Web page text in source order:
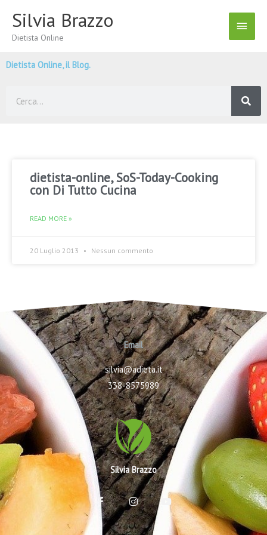
contenuto
Silvia Brazzo
Dietista Online
Menu
Dietista Online, il Blog.
dietista-online, SoS-Today-Cooking
con Di Tutto Cucina
READ MORE »
20 Luglio 2013 Nessun commento
Email
silvia@adieta.it
338-8575989
Silvia Brazzo
F
a
c
e
I
n
s
t
Y
o